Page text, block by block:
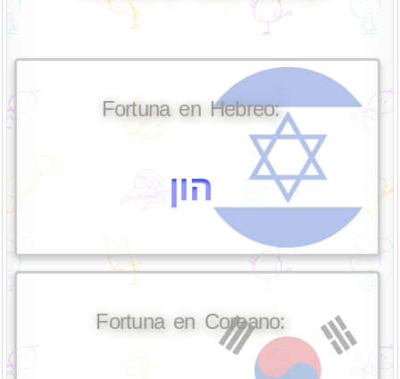
Fortuna en Hebreo:
הון
Fortuna en Coreano: